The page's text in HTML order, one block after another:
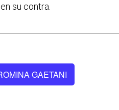
su contra.
GAETANI